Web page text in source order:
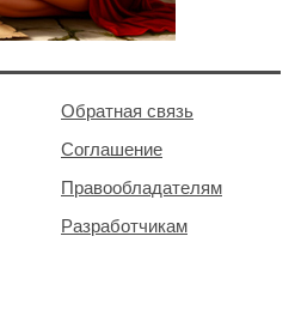
Обратная связь
Соглашение
Правообладателям
Разработчикам